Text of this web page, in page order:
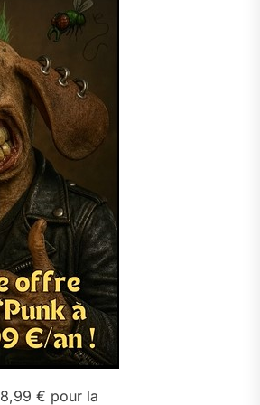
8,99 € pour la